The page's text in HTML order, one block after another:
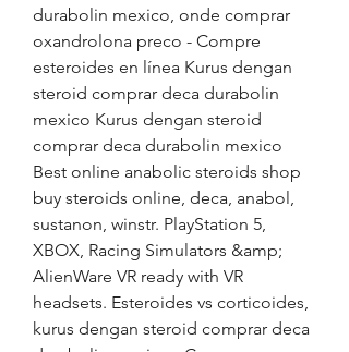
durabolin mexico, onde comprar
oxandrolona preco - Compre
esteroides en línea Kurus dengan
steroid comprar deca durabolin
mexico Kurus dengan steroid
comprar deca durabolin mexico
Best online anabolic steroids shop
buy steroids online, deca, anabol,
sustanon, winstr. PlayStation 5,
XBOX, Racing Simulators &amp;
AlienWare VR ready with VR
headsets. Esteroides vs corticoides,
kurus dengan steroid comprar deca